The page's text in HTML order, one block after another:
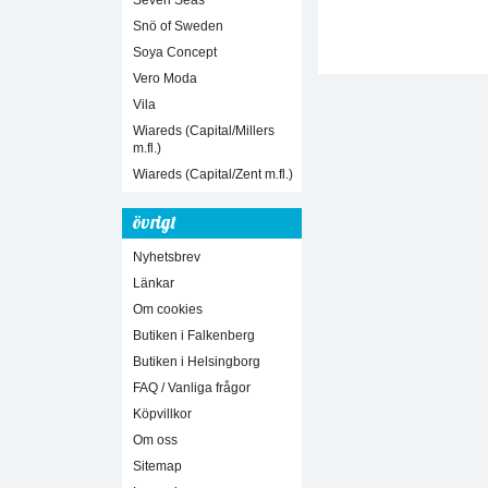
Snö of Sweden
Soya Concept
Vero Moda
Vila
Wiareds (Capital/Millers
m.fl.)
Wiareds (Capital/Zent m.fl.)
övrigt
Nyhetsbrev
Länkar
Om cookies
Butiken i Falkenberg
Butiken i Helsingborg
FAQ / Vanliga frågor
Köpvillkor
Om oss
Sitemap